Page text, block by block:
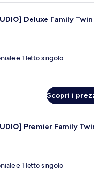
Un orsetto
Deluxe Family
e 1 letto singolo
Scopri i
Un orsetto
Premier Family
e 1 letto singolo